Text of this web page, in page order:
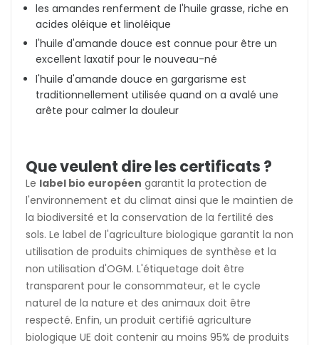
les amandes renferment de l'huile grasse, riche en
acides oléique et linoléique
l'huile d'amande douce est connue pour être un
excellent laxatif pour le nouveau-né
l'huile d'amande douce en gargarisme est
traditionnellement utilisée quand on a avalé une
arête pour calmer la douleur
Que veulent dire les certificats ?
Le label bio européen garantit la protection de
l'environnement et du climat ainsi que le maintien de
la biodiversité et la conservation de la fertilité des
sols. Le label de l'agriculture biologique garantit la non
utilisation de produits chimiques de synthèse et la
non utilisation d'OGM. L'étiquetage doit être
transparent pour le consommateur, et le cycle
naturel de la nature et des animaux doit être
respecté. Enfin, un produit certifié agriculture
biologique UE doit contenir au moins 95% de produits